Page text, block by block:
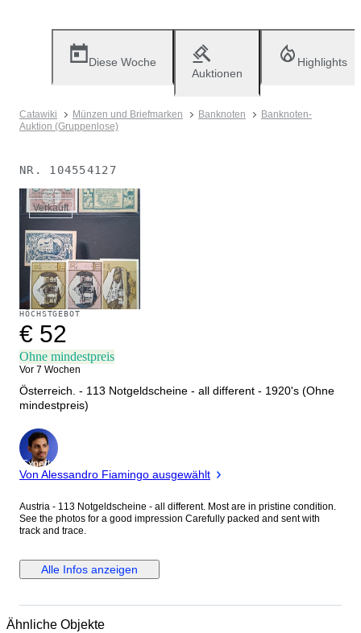
Diese Woche
Auktionen
Highlights
Catawiki Münzen und Briefmarken Banknoten
Banknoten-
Auktion (Gruppenlose)
NR. 104554127
Verkauft
HÖCHSTGEBOT
€ 52
Ohne mindestpreis
Vor 7 Wochen
Österreich. - 113 Notgeldscheine - all different - 1920's (Ohne
mindestpreis)
Experte
Von Alessandro Fiamingo ausgewählt
Austria - 113 Notgeldscheine - all different. Most are in pristine condition.
See the photos for a good impression Carefully packed and sent with
track and trace.
Alle Infos anzeigen
Ähnliche Objekte